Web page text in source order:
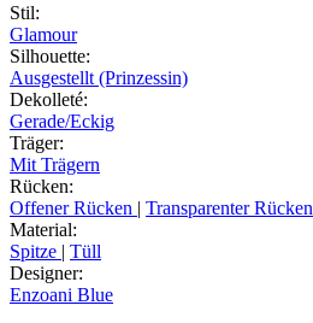
Stil:
Glamour
Silhouette:
Ausgestellt (Prinzessin)
Dekolleté:
Gerade/Eckig
Träger:
Mit Trägern
Rücken:
Offener Rücken | Transparenter Rücken
Material:
Spitze | Tüll
Designer:
Enzoani Blue